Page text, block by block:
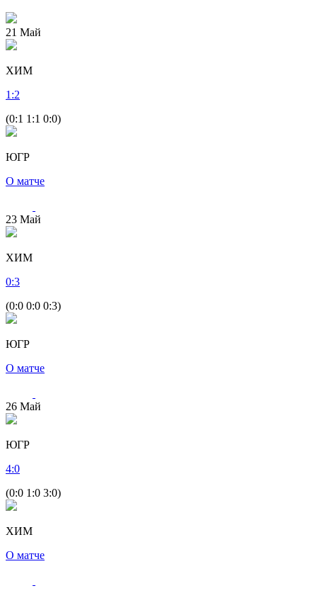
21 Май
ХИМ
1 :2
(0:1 1:1 0:0)
ЮГР
О матче
23 Май
ХИМ
0:3
(0:0 0:0 0:3)
ЮГР
О матче
26 Май
ЮГР
4:0
(0:0 1:0 3:0)
ХИМ
О матче